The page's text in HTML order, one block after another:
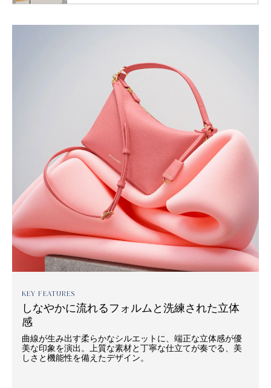
KEY FEATURES
しなやかに流れるフォルムと洗練された立体
感
曲線が生み出す柔らかなシルエットに、端正な立体感が優
美な印象を演出。上質な素材と丁寧な仕立てが奏でる、美
しさと機能性を備えたデザイン。